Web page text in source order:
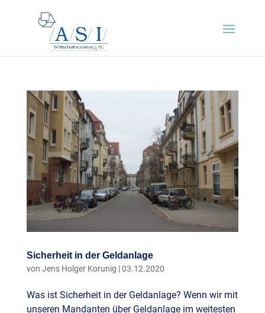
Sicherheit in der Geldanlage
von Jens Holger Korunig |03.12.2020
Was ist Sicherheit in der Geldanlage? Wenn wir mit
unseren Mandanten über Geldanlage im weitesten